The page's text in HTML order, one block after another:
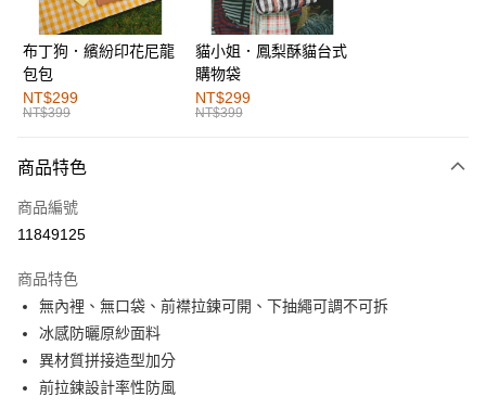
運送方式
全家取貨付款
每筆NT$60，滿NT$1,000(含以上)免運費
付款後全家取貨
萊爾富取貨付款
付款後萊爾富取貨
每筆NT$60，滿NT$1,000(含以上)免運費
7-11取貨付款
每筆NT$60，滿NT$1,000(含以上)免運費
布丁狗．繽紛印花尼龍
包包
NT$299
NT$399
貓小姐．鳳梨酥貓台式
購物袋
NT$299
NT$399
商品特色
商品編號
11849125
商品特色
無內裡、無口袋、前襟拉鍊可開、下抽繩可調不可拆
冰感防曬原紗面料
異材質拼接造型加分
前拉鍊設計率性防風